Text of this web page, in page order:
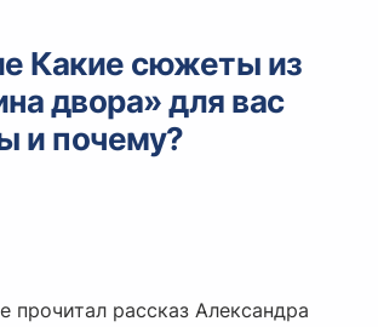
Telegram
Какие сюжеты из
двора» для вас
и почему?
прочитал рассказ Александра